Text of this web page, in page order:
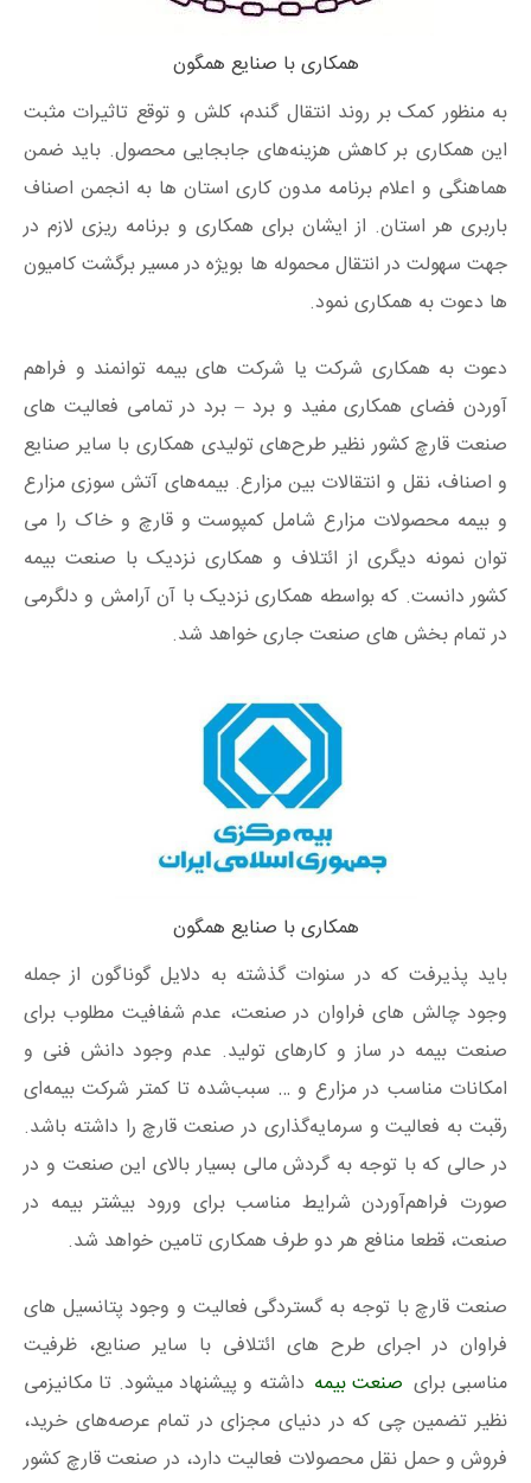
همکاری با صنایع همگون
به منظور کمک بر روند انتقال گندم، کلش و توقع تاثیرات مثبت
این همکاری بر کاهش هزینه‌های جابجایی محصول. باید ضمن
هماهنگی و اعلام برنامه مدون کاری استان ها به انجمن اصناف
باربری هر استان. از ایشان برای همکاری و برنامه ریزی لازم در
جهت سهولت در انتقال محموله ها بویژه در مسیر برگشت کامیون
ها دعوت به همکاری نمود.
دعوت به همکاری شرکت یا شرکت های بیمه توانمند و فراهم
آوردن فضای همکاری مفید و برد – برد در تمامی فعالیت های
صنعت قارچ کشور نظیر طرح‌های تولیدی همکاری با سایر صنایع
و اصناف، نقل و انتقالات بین مزارع. بیمه‌های آتش سوزی مزارع
و بیمه محصولات مزارع شامل کمپوست و قارچ و خاک را می
توان نمونه دیگری از ائتلاف و همکاری نزدیک با صنعت بیمه
کشور دانست. که بواسطه همکاری نزدیک با آن آرامش و دلگرمی
در تمام بخش های صنعت جاری خواهد شد.
همکاری با صنایع همگون
باید پذیرفت که در سنوات گذشته به دلایل گوناگون از جمله
وجود چالش های فراوان در صنعت، عدم شفافیت مطلوب برای
صنعت بیمه در ساز و کارهای تولید. عدم وجود دانش فنی و
امکانات مناسب در مزارع و … سبب‌شده تا کمتر شرکت بیمه‌ای
رقبت به فعالیت و سرمایه‌گذاری در صنعت قارچ را داشته باشد.
در حالی که با توجه به گردش مالی بسیار بالای این صنعت و در
صورت فراهم‌آوردن شرایط مناسب برای ورود بیشتر بیمه در
صنعت، قطعا منافع هر دو طرف همکاری تامین خواهد شد.
صنعت قارچ با توجه به گستردگی فعالیت و وجود پتانسیل های
فراوان در اجرای طرح های ائتلافی با سایر صنایع، ظرفیت
مناسبی برای صنعت بیمه داشته و پیشنهاد میشود. تا مکانیزمی
نظیر تضمین چی که در دنیای مجزای در تمام عرصه‌های خرید،
فروش و حمل نقل محصولات فعالیت دارد، در صنعت قارچ کشور